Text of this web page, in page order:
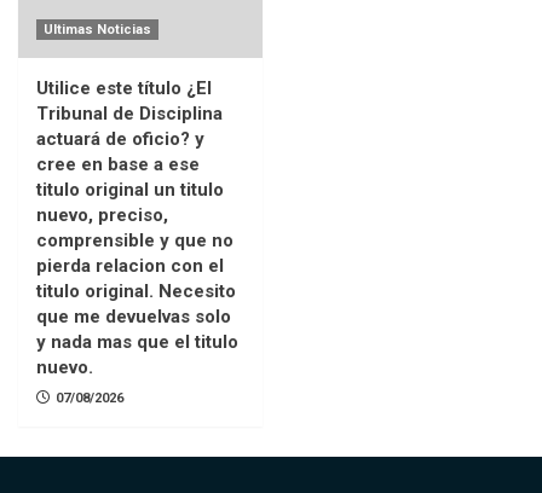
Ultimas Noticias
Utilice este título ¿El
Tribunal de Disciplina
actuará de oficio? y
cree en base a ese
titulo original un titulo
nuevo, preciso,
comprensible y que no
pierda relacion con el
titulo original. Necesito
que me devuelvas solo
y nada mas que el titulo
nuevo.
07/08/2026